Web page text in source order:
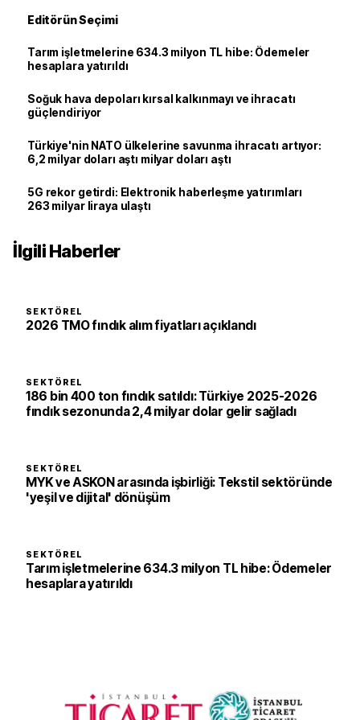
Editörün Seçimi
Tarım işletmelerine 634.3 milyon TL hibe: Ödemeler
hesaplara yatırıldı
Soğuk hava depoları kırsal kalkınmayı ve ihracatı
güçlendiriyor
Türkiye'nin NATO ülkelerine savunma ihracatı artıyor:
6,2 milyar doları aştı milyar doları aştı
5G rekor getirdi: Elektronik haberleşme yatırımları
263 milyar liraya ulaştı
İlgili Haberler
SEKTÖREL
2026 TMO fındık alım fiyatları açıklandı
SEKTÖREL
186 bin 400 ton fındık satıldı: Türkiye 2025-2026
fındık sezonunda 2,4 milyar dolar gelir sağladı
SEKTÖREL
MYK ve ASKON arasında işbirliği: Tekstil sektöründe
'yeşil ve dijital' dönüşüm
SEKTÖREL
Tarım işletmelerine 634.3 milyon TL hibe: Ödemeler
hesaplara yatırıldı